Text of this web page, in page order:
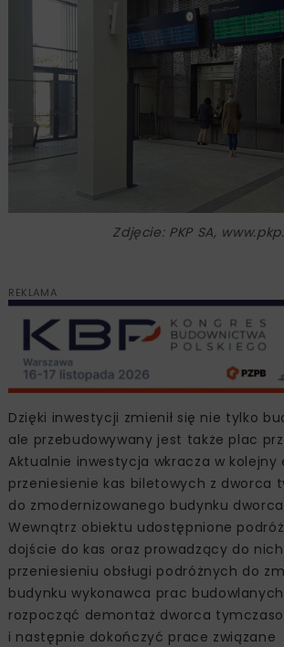
Zdjęcie: PKP SA,
REKLAMA
Dzięki inwestycji zmienił się nie tylko
ale przebudowywany jest także plac
Aktualnie inwestycja wkracza w kolejny
przeniesienie kas biletowych z dworca
do zmodernizowanego budynku dworca
Wewnątrz obiektu udostępnione
dojście do kas oraz prowadzący do
przeniesieniu obsługi podróżnych do
budynku wykonawca prac
rozpocząć demontaż dworca
i następnie dokończyć prace związane